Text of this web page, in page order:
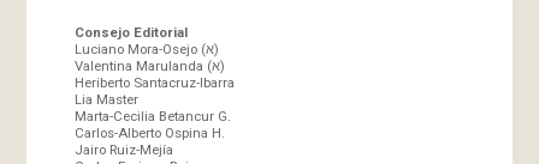
Consejo Editorial
Luciano Mora-Osejo (א)
Valentina Marulanda (א)
Heriberto Santacruz-Ibarra
Lia Master
Marta-Cecilia Betancur G.
Carlos-Alberto Ospina H.
Jairo Ruiz-Mejía